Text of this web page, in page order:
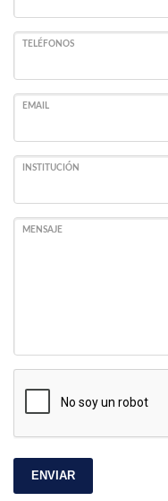
TELÉFONOS
EMAIL
INSTITUCIÓN
MENSAJE
ENVIAR